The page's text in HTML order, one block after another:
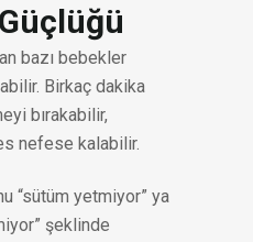
bazı bebekler
Birkaç dakika
bırakabilir,
nefese kalabilir.
“sütüm yetmiyor” ya
şeklinde